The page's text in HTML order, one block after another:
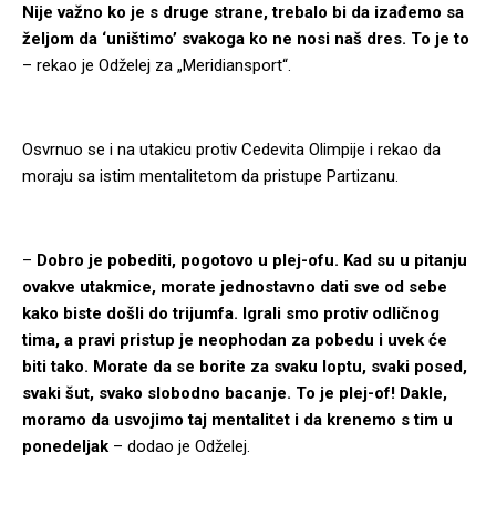
Nije važno ko je s druge strane, trebalo bi da izađemo sa
željom da ‘uništimo’ svakoga ko ne nosi naš dres. To je to
– rekao je Odželej za „Meridiansport“.
Osvrnuo se i na utakicu protiv Cedevita Olimpije i rekao da
moraju sa istim mentalitetom da pristupe Partizanu.
– Dobro je pobediti, pogotovo u plej-ofu. Kad su u pitanju
ovakve utakmice, morate jednostavno dati sve od sebe
kako biste došli do trijumfa. Igrali smo protiv odličnog
tima, a pravi pristup je neophodan za pobedu i uvek će
biti tako. Morate da se borite za svaku loptu, svaki posed,
svaki šut, svako slobodno bacanje. To je plej-of! Dakle,
moramo da usvojimo taj mentalitet i da krenemo s tim u
ponedeljak – dodao je Odželej.